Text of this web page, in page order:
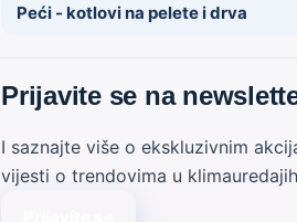
Peći - kotlovi na pelete i drva
Prijavite se na
I saznajte više o ekskluzivnim
vijesti o trendovima u